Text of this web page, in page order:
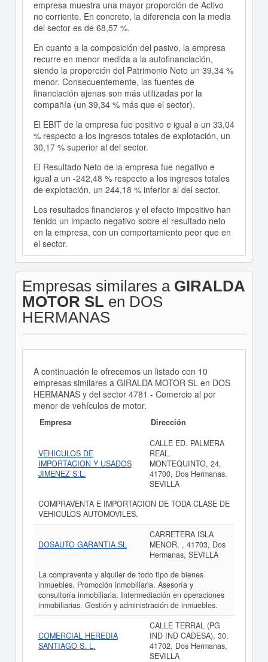
empresa muestra una mayor proporción de Activo
no corriente. En concreto, la diferencia con la media
del sector es de 68,57 %.
En cuanto a la composición del pasivo, la empresa
recurre en menor medida a la autofinanciación,
siendo la proporción del Patrimonio Neto un 39,34 %
menor. Consecuentemente, las fuentes de
financiación ajenas son más utilizadas por la
compañía (un 39,34 % más que el sector).
El EBIT de la empresa fue positivo e igual a un 33,04
% respecto a los ingresos totales de explotación, un
30,17 % superior al del sector.
El Resultado Neto de la empresa fue negativo e
igual a un -242,48 % respecto a los ingresos totales
de explotación, un 244,18 % inferior al del sector.
Los resultados financieros y el efecto impositivo han
tenido un impacto negativo sobre el resultado neto
en la empresa, con un comportamiento peor que en
el sector.
Empresas similares a GIRALDA
MOTOR SL en DOS
HERMANAS
A continuación le ofrecemos un listado con 10
empresas similares a GIRALDA MOTOR SL en DOS
HERMANAS y del sector 4781 - Comercio al por
menor de vehículos de motor.
Empresa Dirección
VEHICULOS DE
IMPORTACION Y USADOS
JIMENEZ S.L.
CALLE ED. PALMERA
REAL.
MONTEQUINTO, 24,
41700, Dos Hermanas,
SEVILLA
COMPRAVENTA E IMPORTACION DE TODA CLASE DE
VEHICULOS AUTOMOVILES.
DOSAUTO GARANTIA SL
CARRETERA ISLA
MENOR, , 41703, Dos
Hermanas, SEVILLA
La compraventa y alquiler de todo tipo de bienes
inmuebles. Promoción inmobiliaria. Asesoría y
consultoría inmobiliaria. Intermediación en operaciones
inmobiliarias. Gestión y administración de inmuebles.
COMERCIAL HEREDIA
SANTIAGO S. L.
CALLE TERRAL (PG
IND IND CADESA), 30,
41702, Dos Hermanas,
SEVILLA